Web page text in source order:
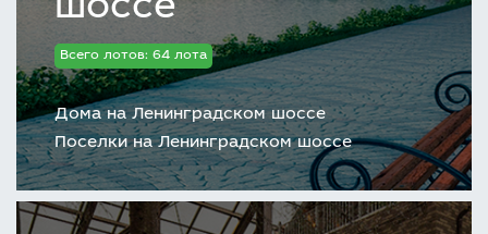
шоссе
Всего лотов: 64 лота
Дома на Ленинградском шоссе
Поселки на Ленинградском шоссе